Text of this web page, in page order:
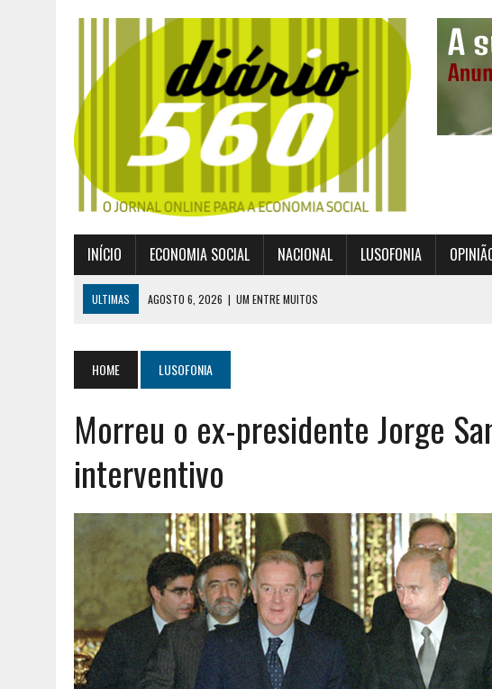
INÍCIO ECONOMIA SOCIAL NACIONAL LUSOFONIA
ULTIMAS AGOSTO 6, 2026 | UM ENTRE MUITOS
JULHO 30, 2026 | CASES DIVULGA ÚLTIMOS NÚMEROS DA DIGITALIZAÇÃO DAS
AGOSTO 8, 2026
EXPROPRIAÇÕES MUNICIPAIS: GRANDES PODERES EXIGEM GRANDES
HOME LUSOFONIA
Morreu o ex-presidente Jorge
interventivo